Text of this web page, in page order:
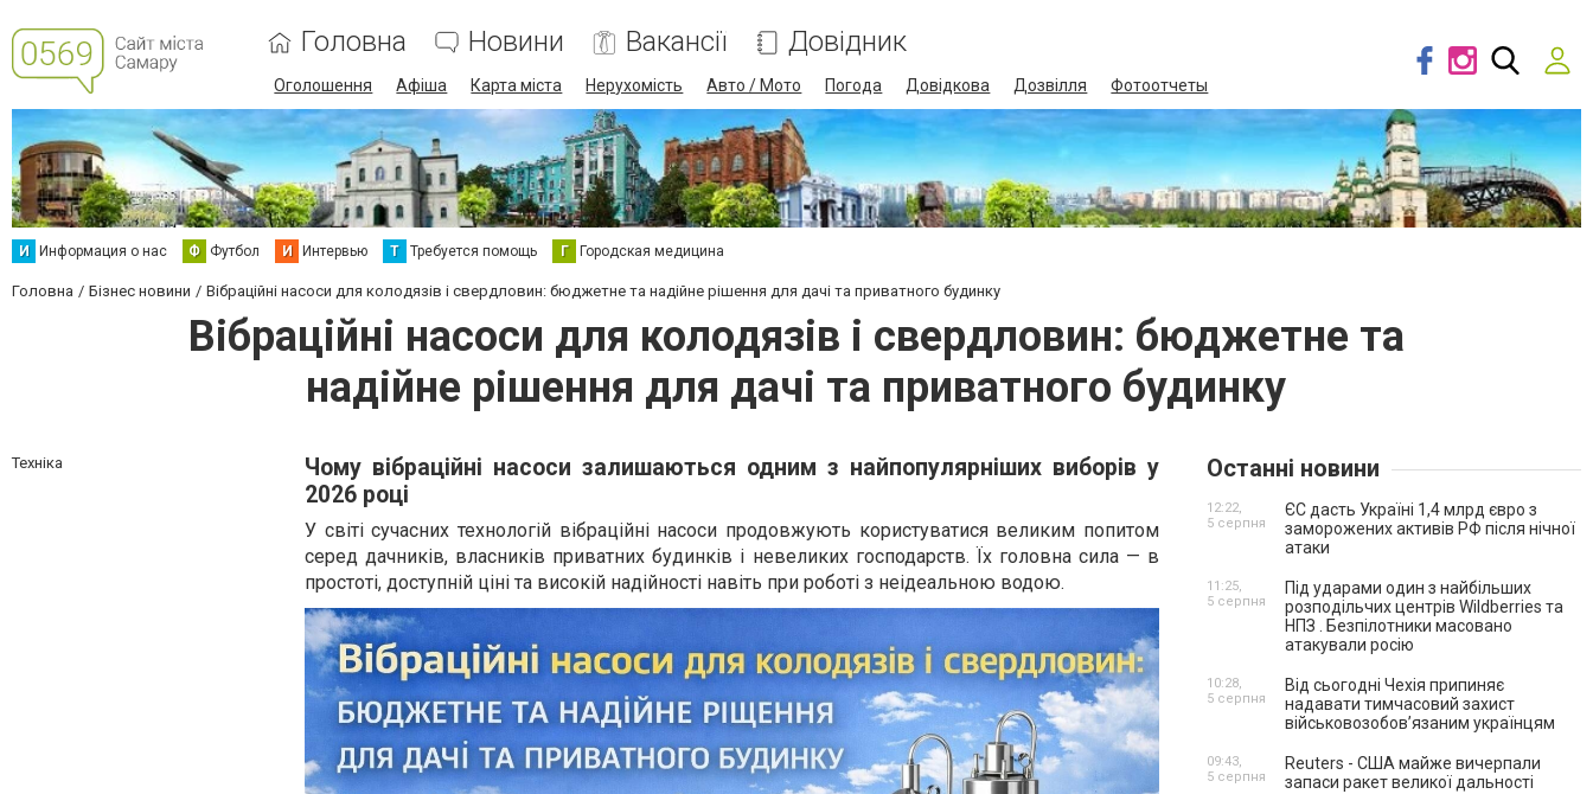
Головна Новини Вакансії Довідник
Оголошення Афіша Карта міста Нерухомість Авто / Мото Погода Довідкова Дозвілля Фотоотчеты
И Информация о нас Ф Футбол И Интервью Т Требуется помощь Г Городская медицина
Головна Бізнес новини Вібраційні насоси для колодязів і свердловин: бюджетне та надійне рішення для дачі та приватного будинку
Вібраційні насоси для колодязів і свердловин: бюджетне та
надійне рішення для дачі та приватного будинку
Техніка
Чому вібраційні насоси залишаються одним з найпопулярніших виборів у
2026 році
У світі сучасних технологій вібраційні насоси продовжують користуватися великим попитом
серед дачників, власників приватних будинків і невеликих господарств. Їх головна сила — в
простоті, доступній ціні та високій надійності навіть при роботі з неідеальною водою.
Останні новини
ЄС дасть Україні 1,4 млрд євро з
заморожених активів РФ після нічної
атаки
12:22,
5 серпня
Під ударами один з найбільших
розподільчих центрів Wildberries та
НПЗ . Безпілотники масовано
атакували росію
11:25,
5 серпня
Від сьогодні Чехія припиняє
надавати тимчасовий захист
військовозобов’язаним українцям
10:28,
5 серпня
Reuters - США майже вичерпали
запаси ракет великої дальності
09:43,
5 серпня